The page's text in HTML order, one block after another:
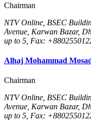
Chairman
NTV Online, BSEC
Avenue, Karwan Bazar,
up to 5, Fax:
Alhaj Mohammad
Chairman
NTV Online, BSEC
Avenue, Karwan Bazar,
up to 5, Fax: